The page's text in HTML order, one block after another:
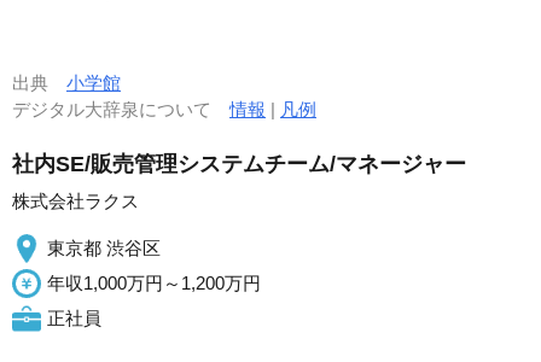
出典 小学館
デジタル大辞泉について情報 | 凡例
社内SE/販売管理システムチーム/マネージャー
株式会社ラクス
東京都 渋谷区
年収1,000万円～1,200万円
正社員